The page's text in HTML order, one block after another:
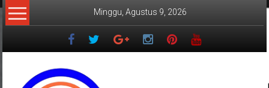
Lompat
ke
Minggu, Agustus 9, 2026